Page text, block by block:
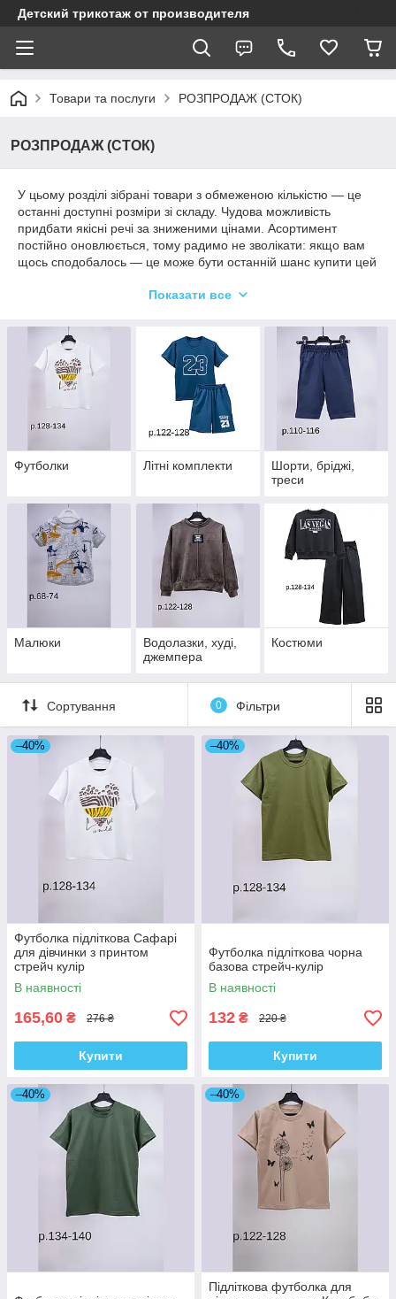
Детский трикотаж от производителя
Товари та послуги РОЗПРОДАЖ (СТОК)
РОЗПРОДАЖ (СТОК)
У цьому розділі зібрані товари з обмеженою кількістю — це
останні доступні розміри зі складу. Чудова можливість
придбати якісні речі за зниженими цінами. Асортимент
постійно оновлюється, тому радимо не зволікати: якщо вам
щось сподобалось — це може бути останній шанс купити цей
Усі позиції нові, оригінальні та готові до швидкої відправки.
Показати все
Футболки Літні комплекти
Шорти, бріджі,
треси
Малюки
Водолазки, худі,
джемпера
Костюми
Сортування 0 Фільтри
–40%
Футболка підліткова Сафарі
для дівчинки з принтом
стрейч кулір
В наявності
165,60 ₴ 276 ₴
Купити
–40%
Футболка підліткова чорна
базова стрейч-кулір
В наявності
132 ₴ 220 ₴
Купити
–40% –40%
Підліткова футболка для